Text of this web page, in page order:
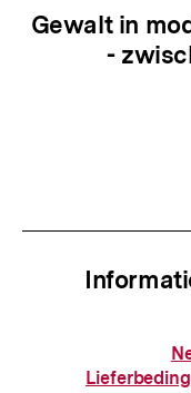
Gewalt in
-